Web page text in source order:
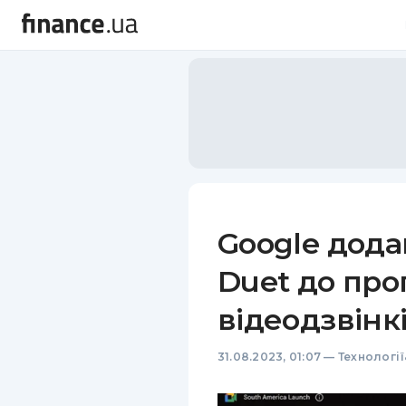
Google
Duet до
31.08.2023, 01:07 —